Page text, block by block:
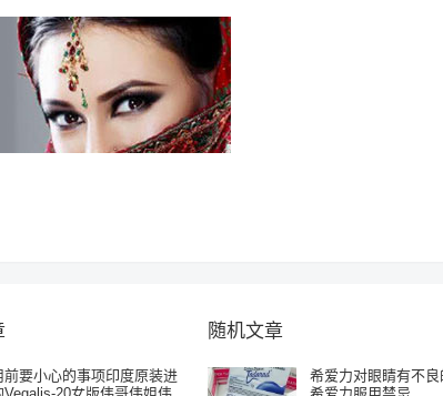
前要小心的事项印度原装进
随机文章
希爱力对眼睛有不良